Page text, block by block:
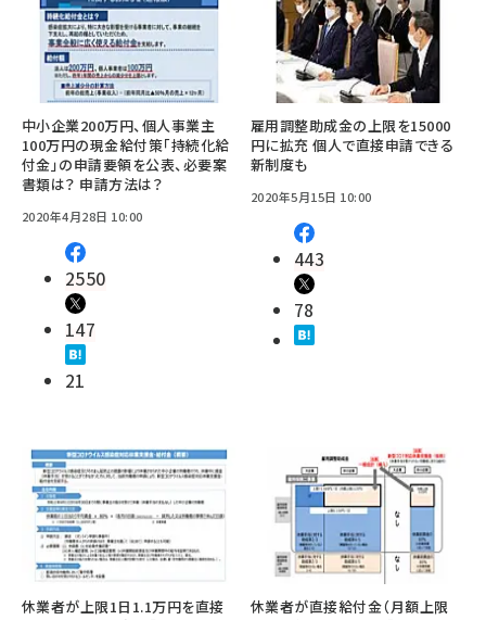
中小企業200万円、個人事業主
100万円の現金給付策「持続化給
付金」の申請要領を公表、必要案
書類は？ 申請方法は？
2020年4月28日 10:00
2550
147
21
雇用調整助成金の上限を15000
円に拡充 個人で直接申請できる
新制度も
2020年5月15日 10:00
443
78
休業者が上限1日1.1万円を直接
休業者が直接給付金（月額上限